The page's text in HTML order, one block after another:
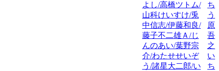
よし/高橋ツトム/
山科けいすけ/兎
中信志/伊藤和良/
藤子不二雄Ａ/じ
んのあい/葉野宗
介/わたせせいぞ
う/諸星大二郎/い
ち
う
原
吾/
之
い
ち